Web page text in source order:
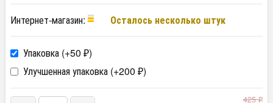
Интернет-магазин:
Осталось несколько штук
Упаковка (+50 ₽)
Улучшенная упаковка (+200 ₽)
425₽